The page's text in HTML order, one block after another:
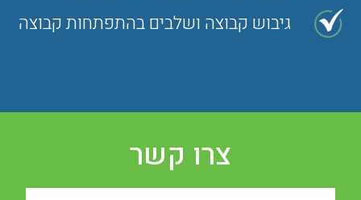
גיבוש קבוצה ושלבים בהתפתחות קבוצה
צרו קשר